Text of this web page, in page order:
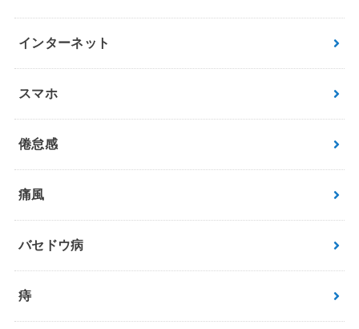
インターネット
スマホ
倦怠感
痛風
バセドウ病
痔